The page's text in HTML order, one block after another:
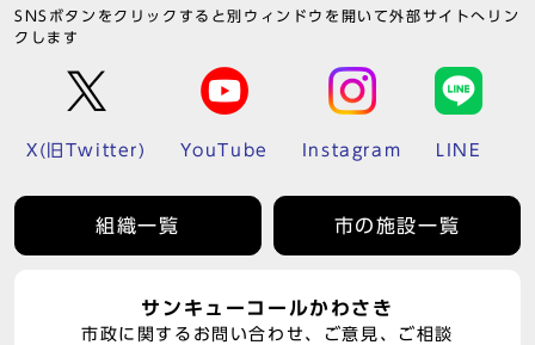
SNSボタンをクリックすると別ウィンドウを開いて外部サイトへリン
クします
X(旧Twitter) YouTube Instagram LINE
組織一覧 市の施設一覧
サンキューコールかわさき
市政に関するお問い合わせ、ご意見、ご相談